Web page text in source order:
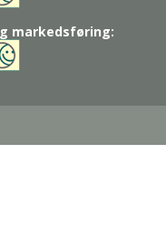
markedsføring: